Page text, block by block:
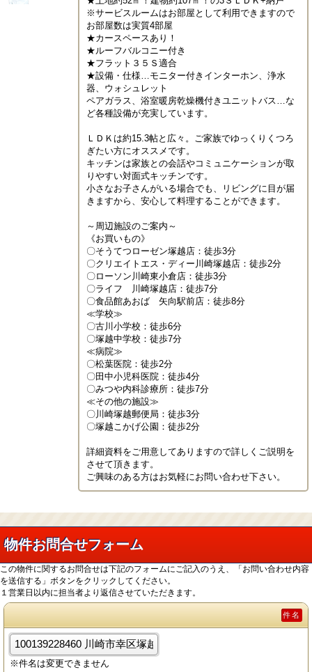
※サービスルームはお部屋として利用できますので
お部屋数は実質4部屋
★カースペースあり！
★ルーフバルコニー付き
★フラット３５Ｓ適合
★設備・仕様…モニター付きインターホン、浄水
器、ウォシュレット
ペアガラス、浴室暖房乾燥機付きユニットバス…な
ど各種設備が充実しています。
ＬＤＫは約15.3帖と広々。ご家族でゆっくりくつろ
ぎたい方にオススメです。
キッチンは家族との会話やコミュニケーションが取
りやすい対面式キッチンです。
小さなお子さんがいる場合でも、リビングに目が届
きますから、安心して料理することができます。
～周辺施設のご案内～
《お買いもの》
〇そうてつローゼン塚越店：徒歩3分
〇クリエイトエス・ディー川崎塚越店：徒歩2分
〇ローソン川崎東小倉店：徒歩3分
〇ライフ　川崎塚越店：徒歩7分
〇食品館あおば　矢向駅前店：徒歩8分
≪学校≫
〇古川小学校：徒歩6分
〇塚越中学校：徒歩7分
≪病院≫
〇松葉医院：徒歩2分
〇田中小児科医院：徒歩4分
〇みつや内科診療所：徒歩7分
≪その他の施設≫
〇川崎塚越郵便局：徒歩3分
〇塚越こかげ公園：徒歩2分
詳細資料をご用意してありますので詳しくご説明を
させて頂きます。
ご興味のある方はお気軽にお問い合わせ下さい。
物件お問合せフォーム
この物件に関するお問合せは下記のフォームにご記入のうえ、「お問い合わせ内容
を送信する」ボタンをクリックしてください。
１営業日以内に担当者より返信させていただきます。
件名
※件名は変更できません